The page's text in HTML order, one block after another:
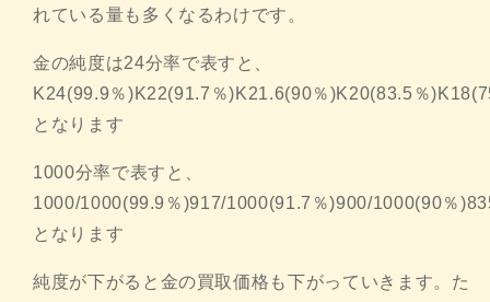
れている量も多くなるわけです。
金の純度は24分率で表すと、
K24(99.9％)K22(91.7％)K21.6(90％)K20(83.5％
となります
1000分率で表すと、
1000/1000(99.9％)917/1000(91.7％)900/1000(90％
となります
純度が下がると金の買取価格も下がっていきます。た